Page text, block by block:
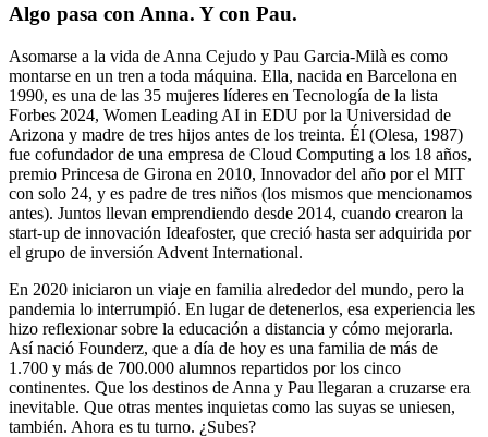
Algo pasa con Anna. Y con Pau.
Asomarse a la vida de Anna Cejudo y Pau Garcia-Milà es como
montarse en un tren a toda máquina. Ella, nacida en Barcelona en
1990, es una de las 35 mujeres líderes en Tecnología de la lista
Forbes 2024, Women Leading AI in EDU por la Universidad de
Arizona y madre de tres hijos antes de los treinta. Él (Olesa, 1987)
fue cofundador de una empresa de Cloud Computing a los 18 años,
premio Princesa de Girona en 2010, Innovador del año por el MIT
con solo 24, y es padre de tres niños (los mismos que mencionamos
antes). Juntos llevan emprendiendo desde 2014, cuando crearon la
start-up de innovación Ideafoster, que creció hasta ser adquirida por
el grupo de inversión Advent International.
En 2020 iniciaron un viaje en familia alrededor del mundo, pero la
pandemia lo interrumpió. En lugar de detenerlos, esa experiencia les
hizo reflexionar sobre la educación a distancia y cómo mejorarla.
Así nació Founderz, que a día de hoy es una familia de más de
1.700 y más de 700.000 alumnos repartidos por los cinco
continentes. Que los destinos de Anna y Pau llegaran a cruzarse era
inevitable. Que otras mentes inquietas como las suyas se uniesen,
también. Ahora es tu turno. ¿Subes?